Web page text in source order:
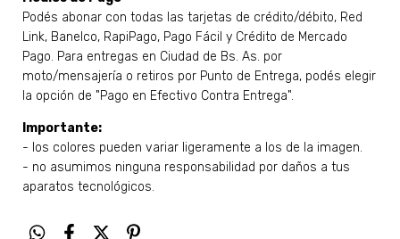
Podés abonar con todas las tarjetas de crédito/débito, Red
Link, Banelco, RapiPago, Pago Fácil y Crédito de Mercado
Pago. Para entregas en Ciudad de Bs. As. por
moto/mensajería o retiros por Punto de Entrega, podés elegir
la opción de "Pago en Efectivo Contra Entrega".
Importante:
- los colores pueden variar ligeramente a los de la imagen.
- no asumimos ninguna responsabilidad por daños a tus
aparatos tecnológicos.